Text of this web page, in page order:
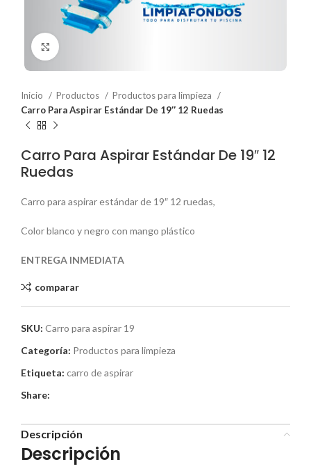
Inicio Productos
Productos para limpieza
Carro Para Aspirar Estándar De 19″ 12 Ruedas
Carro Para Aspirar Estándar De 19″ 12
Ruedas
Carro para aspirar estándar de 19″ 12 ruedas,
Color blanco y negro con mango plástico
ENTREGA INMEDIATA
comparar
SKU: Carro para aspirar 19
Categoría: Productos para limpieza
Etiqueta: carro de aspirar
Share:
Descripción
Descripción